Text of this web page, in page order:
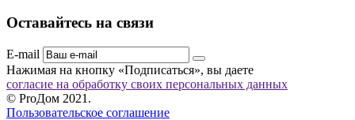
Оставайтесь на связи
E-mail
Нажимая на кнопку «Подписаться», вы даете
согласие на обработку своих персональных данных
© ProДом 2021.
Пользовательское соглашение